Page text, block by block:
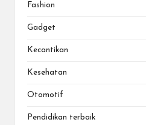
Fashion
Gadget
Kecantikan
Kesehatan
Otomotif
Pendidikan terbaik